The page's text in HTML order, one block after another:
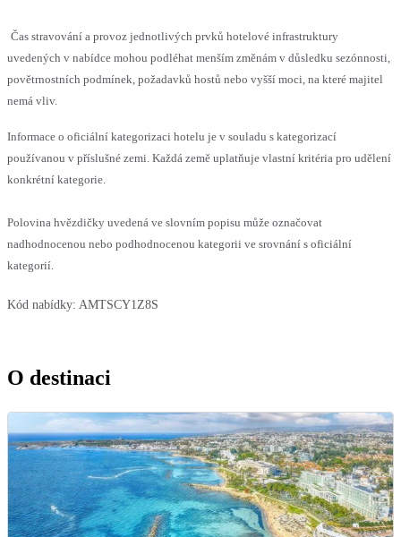
Čas stravování a provoz jednotlivých prvků hotelové infrastruktury
uvedených v nabídce mohou podléhat menším změnám v důsledku sezónnosti,
povětrnostních podmínek, požadavků hostů nebo vyšší moci, na které majitel
nemá vliv.
Informace o oficiální kategorizaci hotelu je v souladu s kategorizací
používanou v příslušné zemi. Každá země uplatňuje vlastní kritéria pro udělení
konkrétní kategorie.
Polovina hvězdičky uvedená ve slovním popisu může označovat
nadhodnocenou nebo podhodnocenou kategorii ve srovnání s oficiální
kategorií.
Kód nabídky: AMTSCY1Z8S
O destinaci